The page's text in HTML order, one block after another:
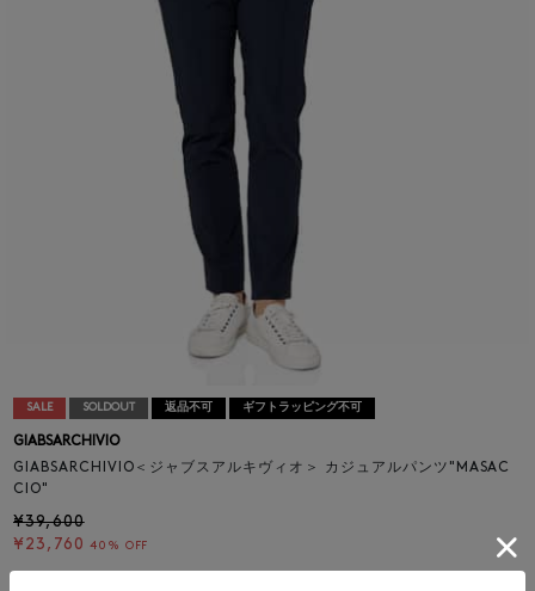
SALE SOLDOUT 返品不可 ギフトラッピング不可
GIABSARCHIVIO
GIABSARCHIVIO＜ジャブスアルキヴィオ＞ カジュアルパンツ"MASAC
CIO"
¥39,600
¥23,760 40% OFF